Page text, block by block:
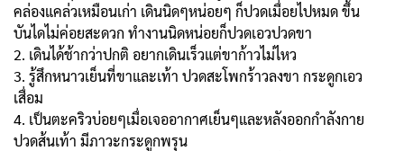
คล่องแคล่วเหมือนเก่า เดินนิดๆหน่อยๆ ก็ปวดเมื่อยไปหมด ขึ้น
บันไดไม่ค่อยสะดวก ทำงานนิดหน่อยก็ปวดเอวปวดขา
2. เดินได้ช้ากว่าปกติ อยากเดินเร็วแต่ขาก้าวไม่ไหว
3. รู้สึกหนาวเย็นที่ขาและเท้า ปวดสะโพกร้าวลงขา กระดูกเอว
เสื่อม
4. เป็นตะคริวบ่อยๆเมื่อเจออากาศเย็นๆและหลังออกกำลังกาย
ปวดส้นเท้า มีภาวะกระดูกพรุน